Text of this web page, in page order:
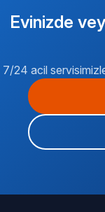
Evinizde
7/24 acil